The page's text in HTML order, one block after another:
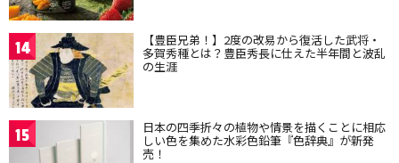
14 【豊臣兄弟！】2度の改易から復活した武将・
多賀秀種とは？豊臣秀長に仕えた半年間と波乱
の生涯
15 日本の四季折々の植物や情景を描くことに相応
しい色を集めた水彩色鉛筆『色辞典』が新発
売！